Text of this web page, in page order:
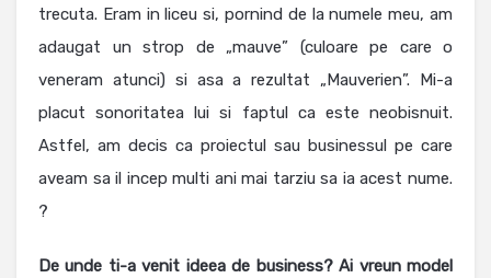
trecuta. Eram in liceu si, pornind de la numele meu, am
adaugat un strop de „mauve” (culoare pe care o
veneram atunci) si asa a rezultat „Mauverien”. Mi-a
placut sonoritatea lui si faptul ca este neobisnuit.
Astfel, am decis ca proiectul sau businessul pe care
aveam sa il incep multi ani mai tarziu sa ia acest nume.
?
De unde ti-a venit ideea de business? Ai vreun model